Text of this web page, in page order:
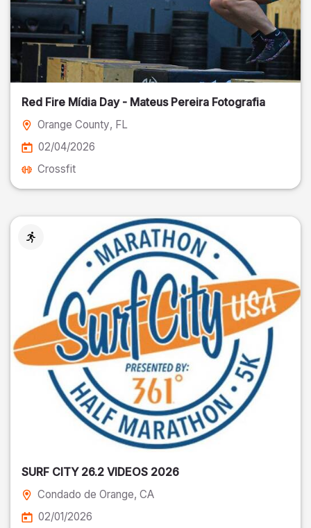
Red Fire Mídia Day - Mateus Pereira Fotografia
Orange County, FL
02/04/2026
Crossfit
SURF CITY 26.2 VIDEOS 2026
Condado de Orange, CA
02/01/2026